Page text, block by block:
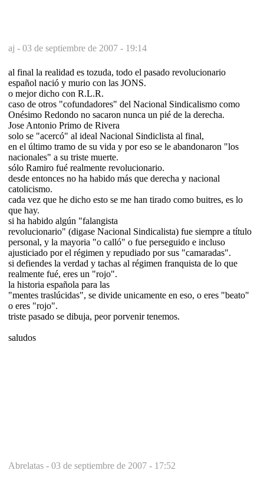
aj - 03 de septiembre de 2007 - 19:14
al final la realidad es tozuda, todo el pasado revolucionario
español nació y murio con las JONS.
o mejor dicho con R.L.R.
caso de otros "cofundadores" del Nacional Sindicalismo como
Onésimo Redondo no sacaron nunca un pié de la derecha.
Jose Antonio Primo de Rivera
solo se "acercó" al ideal Nacional Sindiclista al final,
en el último tramo de su vida y por eso se le abandonaron "los
nacionales" a su triste muerte.
sólo Ramiro fué realmente revolucionario.
desde entonces no ha habido más que derecha y nacional
catolicismo.
cada vez que he dicho esto se me han tirado como buitres, es lo
que hay.
si ha habido algún "falangista
revolucionario" (digase Nacional Sindicalista) fue siempre a título
personal, y la mayoria "o calló" o fue perseguido e incluso
ajusticiado por el régimen y repudiado por sus "camaradas".
si defiendes la verdad y tachas al régimen franquista de lo que
realmente fué, eres un "rojo".
la historia española para las
"mentes traslúcidas", se divide unicamente en eso, o eres "beato"
o eres "rojo".
triste pasado se dibuja, peor porvenir tenemos.
saludos
Abrelatas - 03 de septiembre de 2007 - 17:52